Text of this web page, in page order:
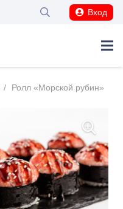
Вход
/ Ролл «Морской рубин»